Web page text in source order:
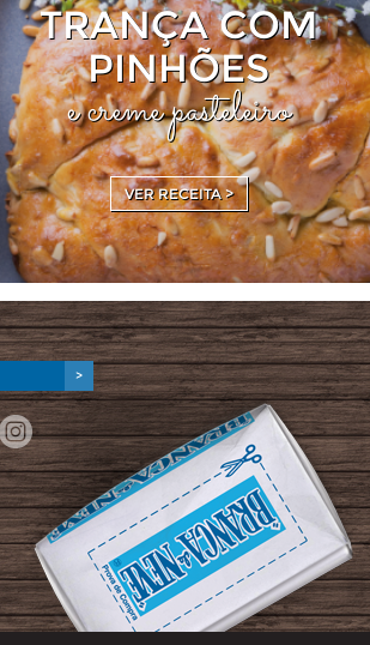
TRANÇA COM
PINHÕES
e creme pasteleiro
VER RECEITA >
>